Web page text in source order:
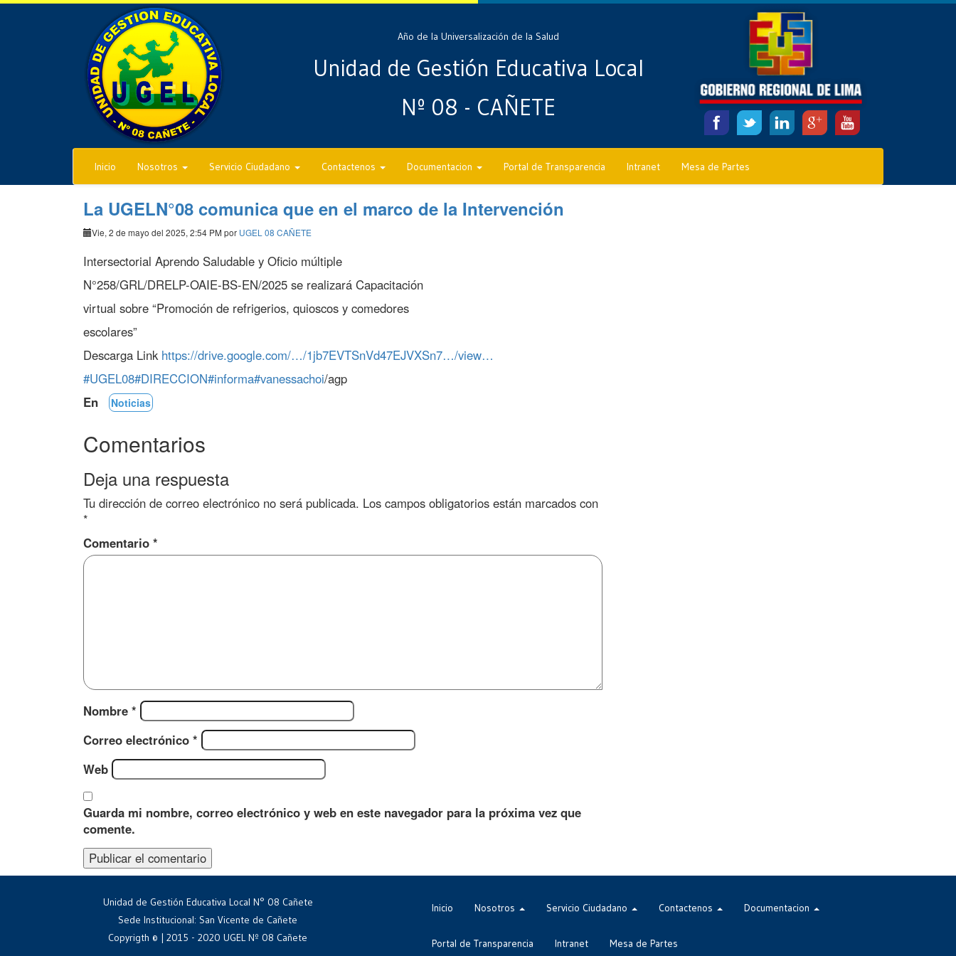
Año de la Universalización de la Salud
Unidad de Gestión Educativa Local
Nº 08 - CAÑETE
Inicio Nosotros Servicio Ciudadano Contactenos Documentacion Portal de Transparencia Intranet Mesa de Partes
La UGELN°08 comunica que en el marco de la Intervención
Vie, 2 de mayo del 2025, 2:54 PM por UGEL 08 CAÑETE
Intersectorial Aprendo Saludable y Oficio múltiple
N°258/GRL/DRELP-OAIE-BS-EN/2025 se realizará Capacitación
virtual sobre “Promoción de refrigerios, quioscos y comedores
escolares”
Descarga Link https://drive.google.com/…/1jb7EVTSnVd47EJVXSn7…/view…
#UGEL08#DIRECCION#informa#vanessachoi/agp
En
Noticias
Comentarios
Deja una respuesta
Tu dirección de correo electrónico no será publicada. Los campos obligatorios están marcados con
*
Comentario *
Nombre *
Correo electrónico *
Web
Guarda mi nombre, correo electrónico y web en este navegador para la próxima vez que
comente.
Unidad de Gestión Educativa Local N° 08 Cañete
Sede Institucional: San Vicente de Cañete
Copyrigth © | 2015 - 2020 UGEL Nº 08 Cañete
Inicio Nosotros Servicio Ciudadano Contactenos Documentacion
Portal de Transparencia Intranet Mesa de Partes